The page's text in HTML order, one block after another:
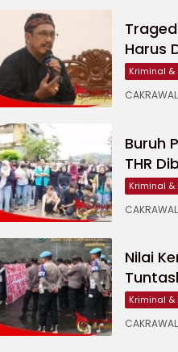
Harus
Kriminal &
Buruh
THR
Kriminal &
Nilai
Kriminal &